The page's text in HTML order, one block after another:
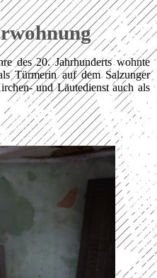
des 20. Jahrhunderts wohnte
Türmerin auf dem Salzunger
und Läutedienst auch als